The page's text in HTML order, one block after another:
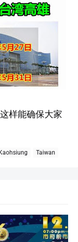
这样能确保大家
Kaohsiung Taiwan